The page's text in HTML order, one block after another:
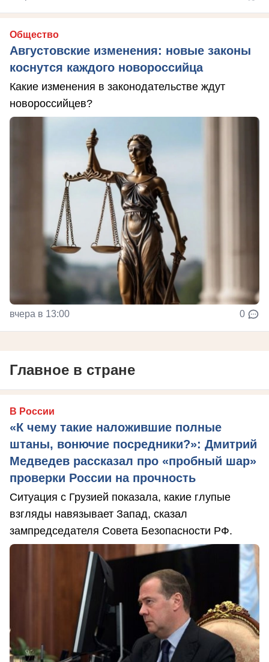
Общество
Августовские изменения: новые законы
коснутся каждого новороссийца
Какие изменения в законодательстве ждут
новороссийцев?
вчера в 13:00 0
Главное в стране
В России
«К чему такие наложившие полные
штаны, вонючие посредники?»: Дмитрий
Медведев рассказал про «пробный шар»
проверки России на прочность
Ситуация с Грузией показала, какие глупые
взгляды навязывает Запад, сказал
зампредседателя Совета Безопасности РФ.